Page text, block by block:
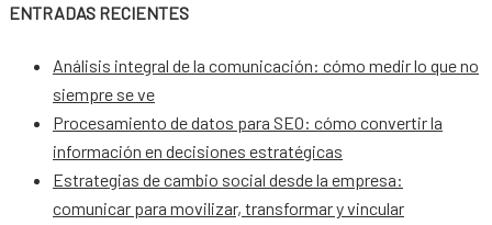
ENTRADAS RECIENTES
Análisis integral de la comunicación: cómo medir lo que no
siempre se ve
Procesamiento de datos para SEO: cómo convertir la
información en decisiones estratégicas
Estrategias de cambio social desde la empresa:
comunicar para movilizar, transformar y vincular